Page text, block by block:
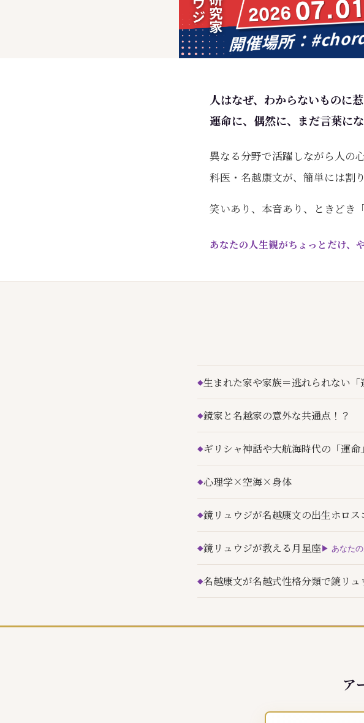
人はなぜ、わからないものに惹
運命に、偶然に、まだ言葉に
異なる分野で活躍しながら人の
科医・名越康文が、簡単には割
笑いあり、本音あり、ときどき
あなたの人生観がちょっとだけ、
生まれた家や家族＝逃れられない「
鏡家と名越家の意外な共通点！？
ギリシャ神話や大航海時代の「運命」
心理学×空海×身体
鏡リュウジが名越康文の出生ホロス
鏡リュウジが教える月星座▶ あなたの
名越康文が名越式性格分類で鏡リュ
ア